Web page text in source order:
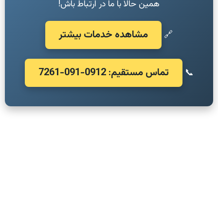
همین حالا با ما در ارتباط باش!
🔗 مشاهده خدمات بیشتر
📞 تماس مستقیم: 0912-091-7261